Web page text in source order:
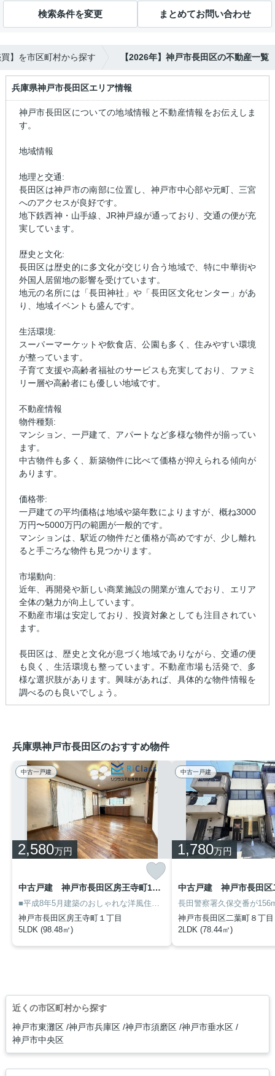
検索条件を変更 まとめてお問い合わせ
】を市区町村から探す 【2026年】神戸市長田区の不動産一覧
兵庫県神戸市長田区エリア情報
神戸市長田区についての地域情報と不動産情報をお伝えしま
す。
地域情報
地理と交通:
長田区は神戸市の南部に位置し、神戸市中心部や元町、三宮
へのアクセスが良好です。
地下鉄西神・山手線、JR神戸線が通っており、交通の便が充
実しています。
歴史と文化:
長田区は歴史的に多文化が交じり合う地域で、特に中華街や
外国人居留地の影響を受けています。
地元の名所には「長田神社」や「長田区文化センター」があ
り、地域イベントも盛んです。
生活環境:
スーパーマーケットや飲食店、公園も多く、住みやすい環境
が整っています。
子育て支援や高齢者福祉のサービスも充実しており、ファミ
リー層や高齢者にも優しい地域です。
不動産情報
物件種類:
マンション、一戸建て、アパートなど多様な物件が揃ってい
ます。
中古物件も多く、新築物件に比べて価格が抑えられる傾向が
あります。
価格帯:
一戸建ての平均価格は地域や築年数によりますが、概ね3000
万円〜5000万円の範囲が一般的です。
マンションは、駅近の物件だと価格が高めですが、少し離れ
ると手ごろな物件も見つかります。
市場動向:
近年、再開発や新しい商業施設の開業が進んでおり、エリア
全体の魅力が向上しています。
不動産市場は安定しており、投資対象としても注目されてい
ます。
長田区は、歴史と文化が息づく地域でありながら、交通の便
も良く、生活環境も整っています。不動産市場も活発で、多
様な選択肢があります。興味があれば、具体的な物件情報を
調べるのも良いでしょう。
兵庫県神戸市長田区のおすすめ物件
中古一戸建
2,580万円
中古戸建 神戸市長田区房王寺町1丁目4
■平成8年5月建築のおしゃれな洋風住宅です
■地下鉄 上沢駅まで徒歩
神戸市長田区房王寺町１丁目
5LDK (98.48㎡)
中古一戸建
1,780万円
中古戸建 神戸市長田区
神戸市長田区二葉町８丁目
2LDK (78.44㎡)
近くの市区町村から探す
神戸市東灘区 神戸市兵庫区 神戸市須磨区 神戸市垂水区
神戸市中央区